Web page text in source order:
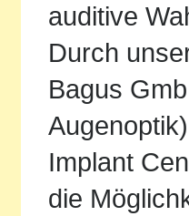
auditive
Durch
Bagus
Implant
die